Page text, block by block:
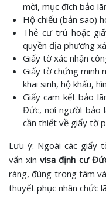
mời, mục đích bảo
Hộ chiếu (bản sao)
Thẻ cư trú hoặc
quyền địa phương
Giấy tờ xác nhận
Giấy tờ chứng minh
khai sinh, hộ khẩu,
Giấy cam kết bảo
Đức, nơi người bảo
cần thiết về giấy tờ
Lưu ý: Ngoài các giấy
vấn xin visa định cư
ràng, đúng trọng tâm
thuyết phục nhân chức